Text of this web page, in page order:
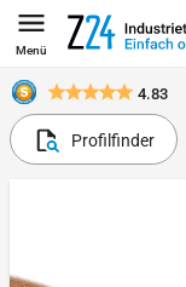
Menü
4.83
Profilfinder